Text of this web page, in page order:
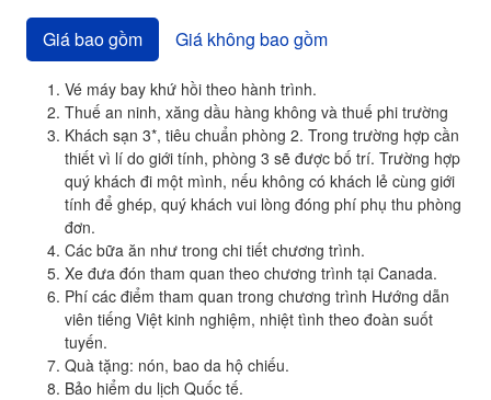
Giá bao gồm Giá không bao gồm
Vé máy bay khứ hồi theo hành trình.
Thuế an ninh, xăng dầu hàng không và thuế phi trường
Khách sạn 3*, tiêu chuẩn phòng 2. Trong trường hợp cần
thiết vì lí do giới tính, phòng 3 sẽ được bố trí. Trường hợp
quý khách đi một mình, nếu không có khách lẻ cùng giới
tính để ghép, quý khách vui lòng đóng phí phụ thu phòng
đơn.
Các bữa ăn như trong chi tiết chương trình.
Xe đưa đón tham quan theo chương trình tại Canada.
Phí các điểm tham quan trong chương trình Hướng dẫn
viên tiếng Việt kinh nghiệm, nhiệt tình theo đoàn suốt
tuyến.
Quà tặng: nón, bao da hộ chiếu.
Bảo hiểm du lịch Quốc tế.